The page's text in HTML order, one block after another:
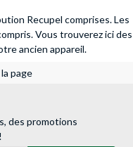
Recupel comprises. Les
Vous trouverez ici des
ancien appareil.
page
des promotions